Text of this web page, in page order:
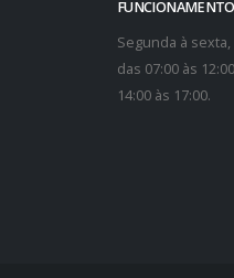
FUNCIONAMENTO
Segunda à sexta,
das 07:00 às
14:00 às 17:00.